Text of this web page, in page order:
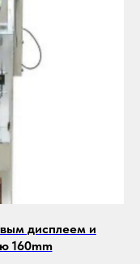
дисплеем и
160mm